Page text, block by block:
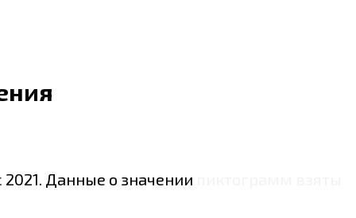
Данные о значении пиктограмм взяты